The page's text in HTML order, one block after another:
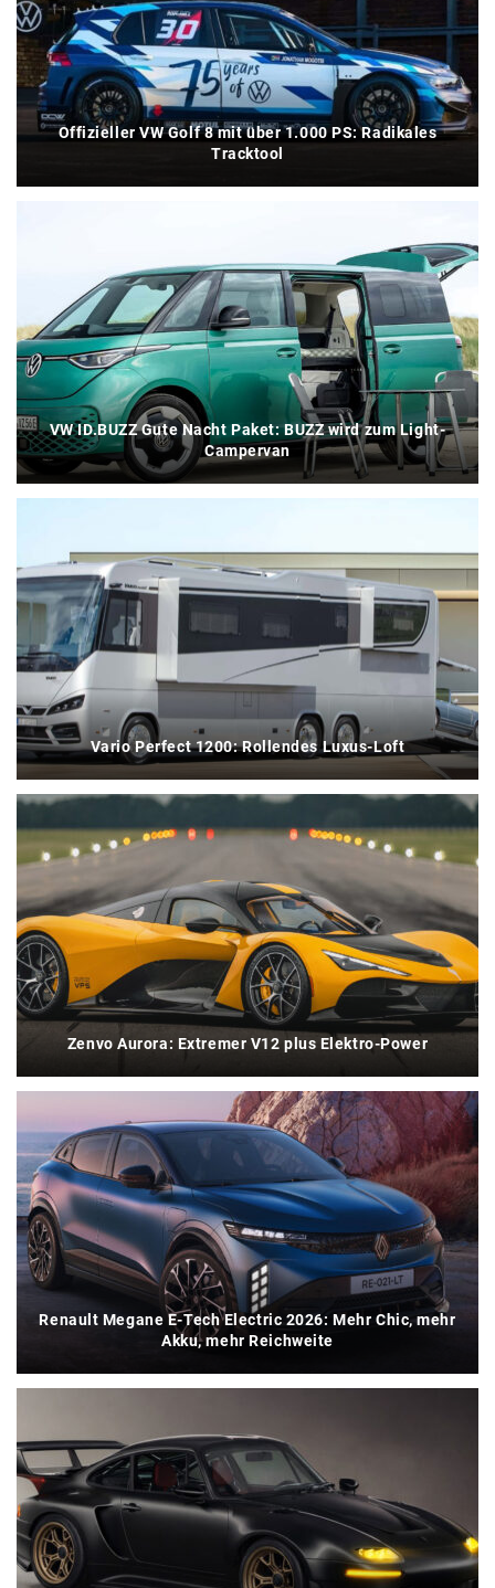
Offizieller VW Golf 8 mit über 1.000 PS: Radikales
Tracktool
VW ID.BUZZ Gute Nacht Paket: BUZZ wird zum Light-
Campervan
Vario Perfect 1200: Rollendes Luxus-Loft
Zenvo Aurora: Extremer V12 plus Elektro-Power
Renault Megane E-Tech Electric 2026: Mehr Chic, mehr
Akku, mehr Reichweite